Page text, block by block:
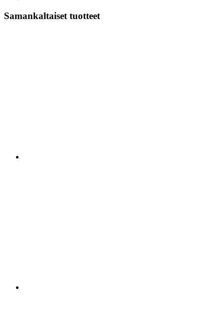
Samankaltaiset tuotteet